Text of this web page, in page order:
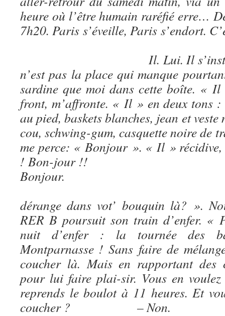
heure où l’être humain raréfié erre…
7h20. Paris s’éveille, Paris
Il. Lui. Il
n’est pas la place qui manque
sardine que moi dans cette boîte. «
front, m’affronte. « Il » en deux tons
au pied, baskets blanches, jean et
cou, schwing-gum, casquette noire de
me perce: « Bonjour ». « Il »
! Bon-
dérange dans vot’ bouquin là? ».
RER B poursuit son train d’enfer. «
nuit d’enfer : la tournée des
Montparnasse ! Sans faire de
coucher là. Mais en rapportant des
pour lui faire plai-sir. Vous en
reprends le boulot à 11 heures. Et
coucher ?–